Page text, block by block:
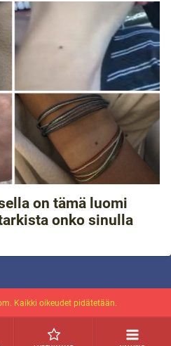
on tämä luomi
onko sinulla
Kaikki oikeudet pidätetään.